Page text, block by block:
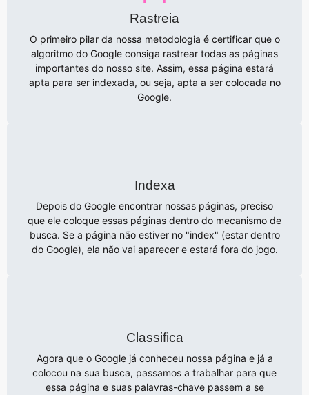
Rastreia
O primeiro pilar da nossa metodologia é certificar que o
algoritmo do Google consiga rastrear todas as páginas
importantes do nosso site. Assim, essa página estará
apta para ser indexada, ou seja, apta a ser colocada no
Google.
Indexa
Depois do Google encontrar nossas páginas, preciso
que ele coloque essas páginas dentro do mecanismo de
busca. Se a página não estiver no "index" (estar dentro
do Google), ela não vai aparecer e estará fora do jogo.
Classifica
Agora que o Google já conheceu nossa página e já a
colocou na sua busca, passamos a trabalhar para que
essa página e suas palavras-chave passem a se